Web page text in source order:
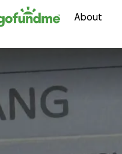
content About